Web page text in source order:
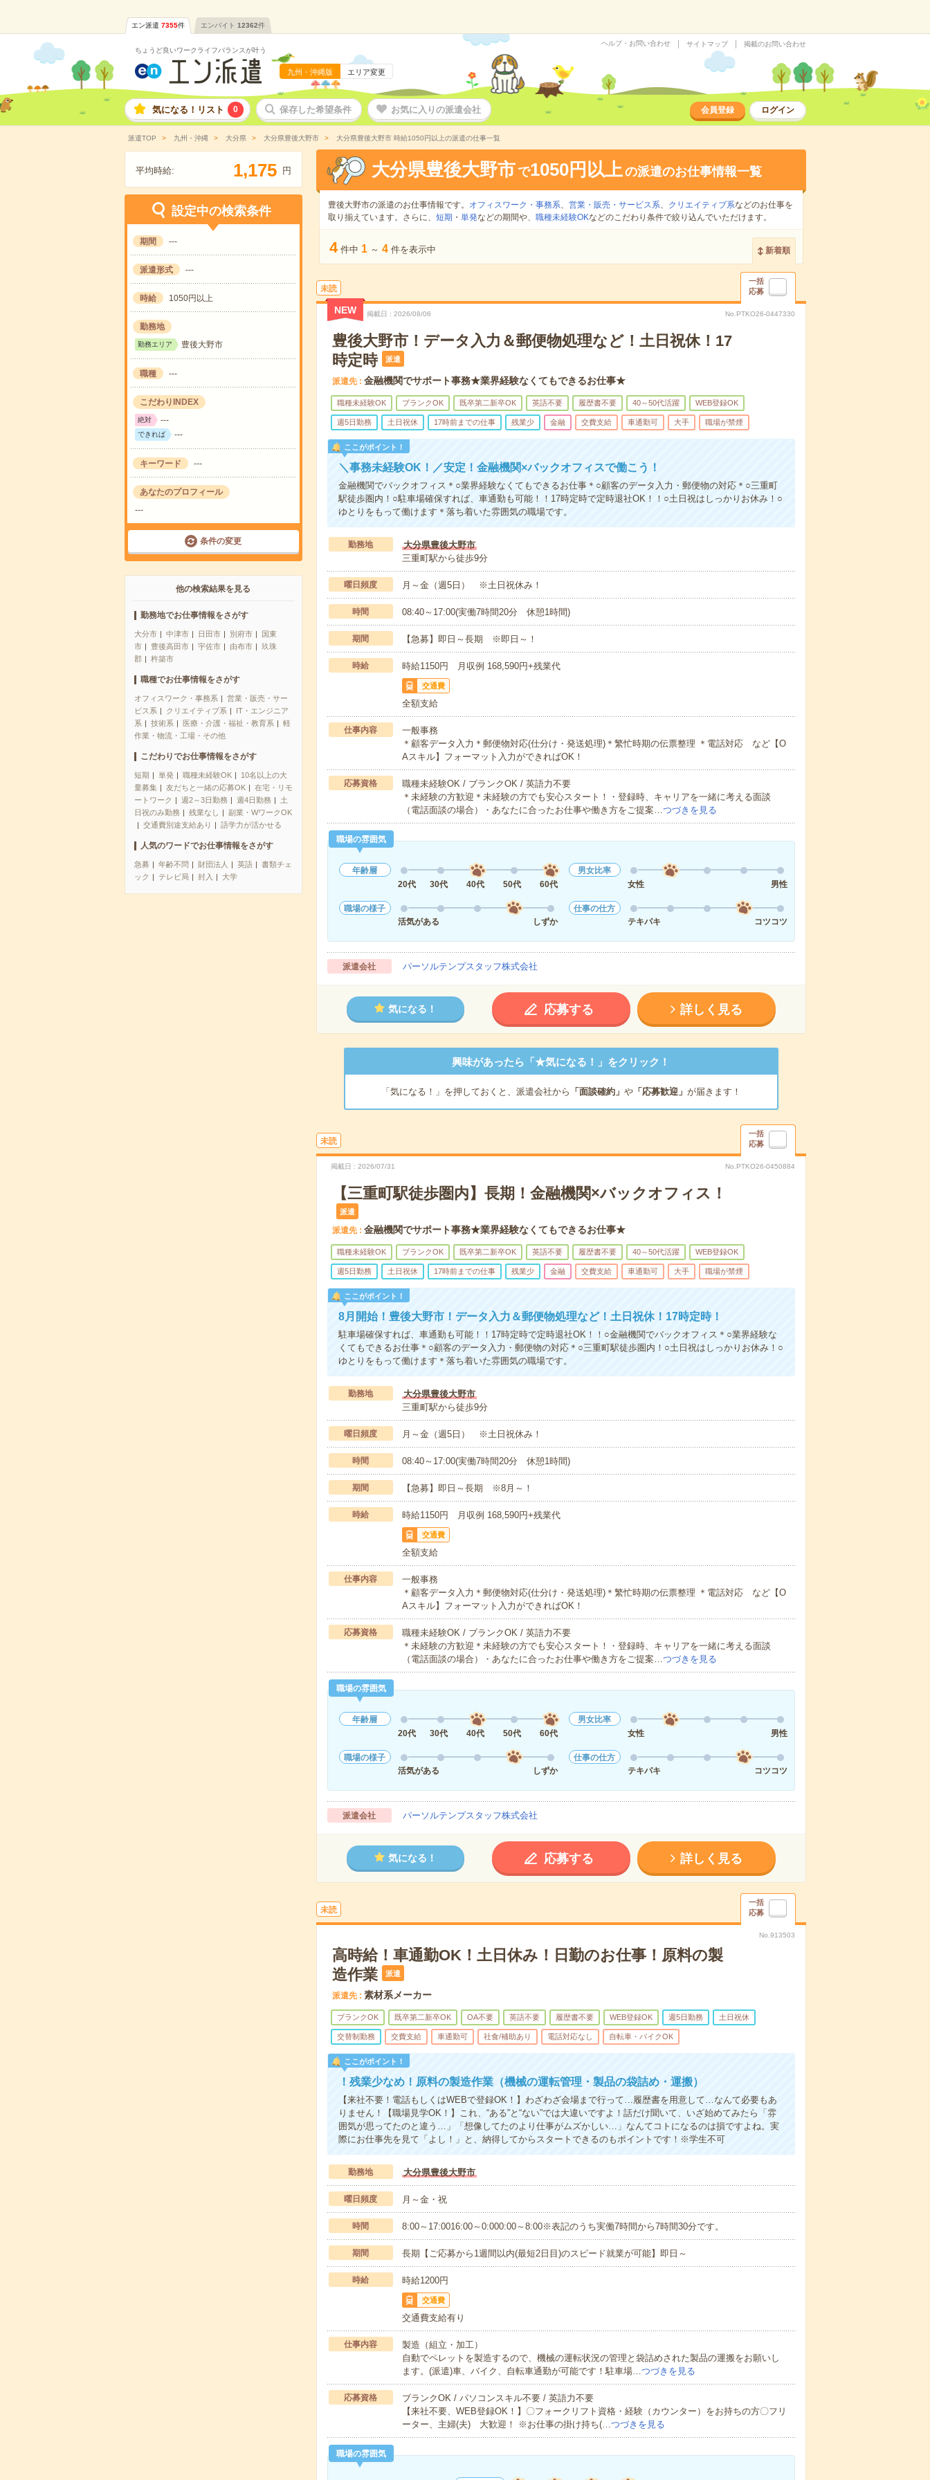
エン派遣 7355件 エンバイト 12362件
ちょうど良いワークライフバランスが叶う
九州・沖縄版 エリア変更
ヘルプ・お問い合わせ サイトマップ 掲載のお問い合わせ
気になる！リスト 0 保存した希望条件 お気に入りの派遣会社 会員登録 ログイン
派遣TOP 九州・沖縄 大分県 大分県豊後大野市 大分県豊後大野市 時給1050円以上の派遣の仕事一覧
平均時給: 1,175 円
設定中の検索条件
期間 ---
派遣形式 ---
時給 1050円以上
勤務地
勤務エリア 豊後大野市
職種 ---
こだわりINDEX
絶対 ---
できれば ---
キーワード ---
あなたのプロフィール
---
条件の変更
他の検索結果を見る
勤務地でお仕事情報をさがす
大分市 中津市 日田市 別府市
国東
市
豊後高田市 宇佐市 由布市
玖珠
郡
杵築市
職種でお仕事情報をさがす
オフィスワーク・事務系
営業・販売・サー
ビス系
クリエイティブ系
IT・エンジニア
系
技術系 医療・介護・福祉・教育系
軽
作業・物流・工場・その他
こだわりでお仕事情報をさがす
短期 単発 職種未経験OK
10名以上の大
量募集
友だちと一緒の応募OK
在宅・リモ
ートワーク
週2～3日勤務 週4日勤務
土
日祝のみ勤務
残業なし
副業・WワークOK
交通費別途支給あり
語学力が活かせる
人気のワードでお仕事情報をさがす
急募 年齢不問 財団法人 英語
書類チェ
ック
テレビ局 封入 大学
大分県豊後大野市 で1050円以上の派遣のお仕事情報一覧
豊後大野市の派遣のお仕事情報です。 オフィスワーク・事務系、 営業・販売・サービス系、 クリエイティブ系などのお仕事を
取り揃えています。さらに、 短期 ・ 単発などの期間や、 職種未経験OKなどのこだわり条件で絞り込んでいただけます。
4 件中 1 ～ 4 件を表示中 新着順
未読
一括
応募
NEW 掲載日 2026/08/06 No.PTKO26-0447330
豊後大野市！データ入力＆郵便物処理など！土日祝休！17
時定時
派遣
派遣先 金融機関でサポート事務★業界経験なくてもできるお仕事★
職種未経験OK ブランクOK 既卒第二新卒OK 英語不要 履歴書不要 40～50代活躍 WEB登録OK
週5日勤務 土日祝休 17時前までの仕事 残業少 金融 交費支給 車通勤可 大手 職場が禁煙
ここがポイント！
＼事務未経験OK！／安定！金融機関×バックオフィスで働こう！
金融機関でバックオフィス＊○業界経験なくてもできるお仕事＊○顧客のデータ入力・郵便物の対応＊○三重町
駅徒歩圏内！○駐車場確保すれば、車通勤も可能！！17時定時で定時退社OK！！○土日祝はしっかりお休み！○
ゆとりをもって働けます＊落ち着いた雰囲気の職場です。
勤務地
大分県豊後大野市
三重町駅から徒歩9分
曜日頻度 月～金（週5日） ※土日祝休み！
時間 08:40～17:00(実働7時間20分 休憩1時間)
期間 【急募】即日～長期 ※即日～！
時給 時給1150円 月収例 168,590円+残業代
交通費
全額支給
仕事内容
一般事務
＊顧客データ入力＊郵便物対応(仕分け・発送処理)＊繁忙時期の伝票整理 ＊電話対応 など【O
Aスキル】フォーマット入力ができればOK！
応募資格
職種未経験OK / ブランクOK / 英語力不要
＊未経験の方歓迎＊未経験の方でも安心スタート！・登録時、キャリアを一緒に考える面談
（電話面談の場合）・あなたに合ったお仕事や働き方をご提案…つづきを見る
職場の雰囲気
年齢層
20代
30代 40代 50代 60代
男女比率
女性
男性
職場の様子
活気がある
しずか
仕事の仕方
テキパキ
コツコツ
派遣会社 パーソルテンプスタッフ株式会社
気になる！ 応募する 詳しく見る
興味があったら「★気になる！」をクリック！
「気になる！」を押しておくと、派遣会社から 「面談確約」 や「応募歓迎」 が届きます！
未読
一括
応募
掲載日 2026/07/31 No.PTKO26-0450884
【三重町駅徒歩圏内】長期！金融機関×バックオフィス！
派遣
派遣先 金融機関でサポート事務★業界経験なくてもできるお仕事★
職種未経験OK ブランクOK 既卒第二新卒OK 英語不要 履歴書不要 40～50代活躍 WEB登録OK
週5日勤務 土日祝休 17時前までの仕事 残業少 金融 交費支給 車通勤可 大手 職場が禁煙
ここがポイント！
8月開始！豊後大野市！データ入力＆郵便物処理など！土日祝休！17時定時！
駐車場確保すれば、車通勤も可能！！17時定時で定時退社OK！！○金融機関でバックオフィス＊○業界経験な
くてもできるお仕事＊○顧客のデータ入力・郵便物の対応＊○三重町駅徒歩圏内！○土日祝はしっかりお休み！○
ゆとりをもって働けます＊落ち着いた雰囲気の職場です。
勤務地
大分県豊後大野市
三重町駅から徒歩9分
曜日頻度 月～金（週5日） ※土日祝休み！
時間 08:40～17:00(実働7時間20分 休憩1時間)
期間 【急募】即日～長期 ※8月～！
時給 時給1150円 月収例 168,590円+残業代
交通費
全額支給
仕事内容
一般事務
＊顧客データ入力＊郵便物対応(仕分け・発送処理)＊繁忙時期の伝票整理 ＊電話対応 など【O
Aスキル】フォーマット入力ができればOK！
応募資格
職種未経験OK / ブランクOK / 英語力不要
＊未経験の方歓迎＊未経験の方でも安心スタート！・登録時、キャリアを一緒に考える面談
（電話面談の場合）・あなたに合ったお仕事や働き方をご提案…つづきを見る
職場の雰囲気
年齢層
20代
30代 40代 50代 60代
男女比率
女性
男性
職場の様子
活気がある
しずか
仕事の仕方
テキパキ
コツコツ
派遣会社 パーソルテンプスタッフ株式会社
気になる！ 応募する 詳しく見る
未読
一括
応募
No.913503
高時給！車通勤OK！土日休み！日勤のお仕事！原料の製
造作業
派遣
派遣先 素材系メーカー
ブランクOK 既卒第二新卒OK OA不要 英語不要 履歴書不要 WEB登録OK 週5日勤務 土日祝休
交替制勤務 交費支給 車通勤可 社食/補助あり 電話対応なし 自転車・バイクOK
ここがポイント！
！残業少なめ！原料の製造作業（機械の運転管理・製品の袋詰め・運搬）
【来社不要！電話もしくはWEBで登録OK！】わざわざ会場まで行って…履歴書を用意して…なんて必要もあ
りません！【職場見学OK！】これ、“ある”と“ない”では大違いですよ！話だけ聞いて、いざ始めてみたら「雰
囲気が思ってたのと違う…」「想像してたのより仕事がムズかしい…」なんてコトになるのは損ですよね。実
際にお仕事先を見て「よし！」と、納得してからスタートできるのもポイントです！※学生不可
勤務地 大分県豊後大野市
曜日頻度 月～金・祝
時間 8:00～17:0016:00～0:000:00～8:00※表記のうち実働7時間から7時間30分です。
期間 長期【ご応募から1週間以内(最短2日目)のスピード就業が可能】即日～
時給 時給1200円
交通費
交通費支給有り
仕事内容
製造（組立・加工）
自動でペレットを製造するので、機械の運転状況の管理と袋詰めされた製品の運搬をお願いし
ます。(派遣)車、バイク、自転車通勤が可能です！駐車場…つづきを見る
応募資格
ブランクOK / パソコンスキル不要 / 英語力不要
【来社不要、WEB登録OK！】〇フォークリフト資格・経験（カウンター）をお持ちの方〇フリ
ーター、主婦(夫) 大歓迎！ ※お仕事の掛け持ち(…つづきを見る
職場の雰囲気